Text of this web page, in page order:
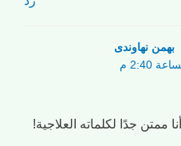
بهمن نهاوندی
ممتن جدًا لكلماته العلاجية!